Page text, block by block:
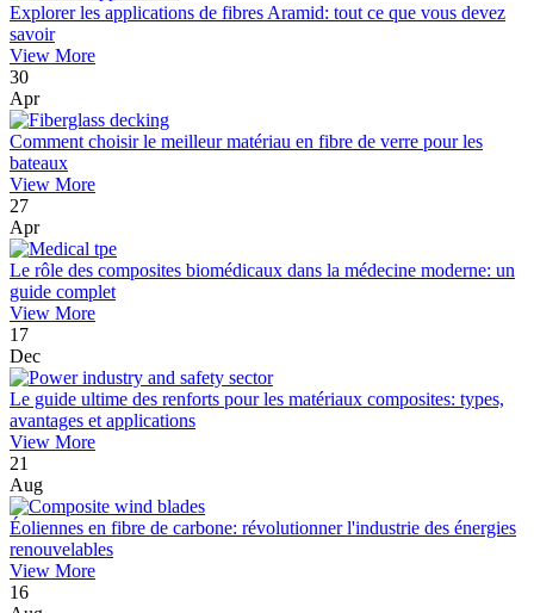
Explorer les applications de fibres Aramid: tout ce que vous devez
savoir
View More
30
Apr
Comment choisir le meilleur matériau en fibre de verre pour les
bateaux
View More
27
Apr
Le rôle des composites biomédicaux dans la médecine moderne: un
guide complet
View More
17
Dec
Le guide ultime des renforts pour les matériaux composites: types,
avantages et applications
View More
21
Aug
Éoliennes en fibre de carbone: révolutionner l'industrie des énergies
renouvelables
View More
16